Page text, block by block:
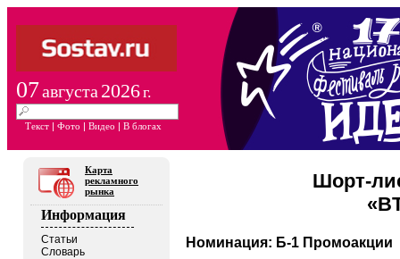
07августа 2026г.
Текст | Фото | Видео | В блогах
Карта
рекламного
рынка
Информация
Статьи
Словарь
Шорт-
Б-1 Промоакции